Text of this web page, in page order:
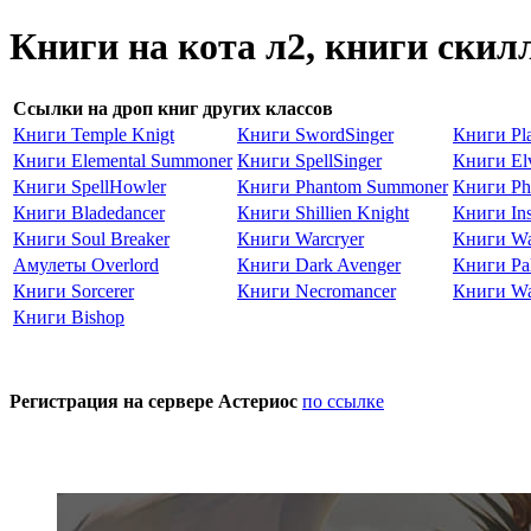
Книги на кота л2, книги
Ссылки на дроп книг других классов
Книги Temple Knigt
Книги SwordSinger
Книги
Книги Elemental Summoner Книги SpellSinger
Книги
Книги SpellHowler
Книги Phantom Summoner Книги
Книги Bladedancer
Книги Shillien Knight
Книги
Книги Soul Breaker
Книги Warcryer
Книги
Амулеты Overlord
Книги Dark Avenger
Книги
Книги Sorcerer
Книги Necromancer
Книги
Книги Bishop
Регистрация на сервере Астериос по ссылке